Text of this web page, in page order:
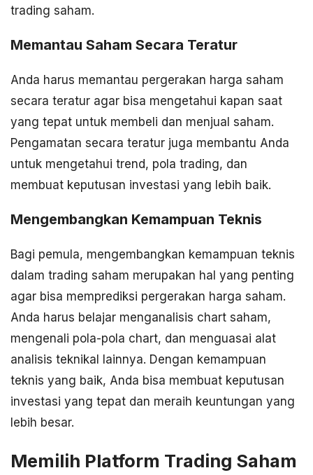
trading saham.
Memantau Saham Secara Teratur
Anda harus memantau pergerakan harga saham
secara teratur agar bisa mengetahui kapan saat
yang tepat untuk membeli dan menjual saham.
Pengamatan secara teratur juga membantu Anda
untuk mengetahui trend, pola trading, dan
membuat keputusan investasi yang lebih baik.
Mengembangkan Kemampuan Teknis
Bagi pemula, mengembangkan kemampuan teknis
dalam trading saham merupakan hal yang penting
agar bisa memprediksi pergerakan harga saham.
Anda harus belajar menganalisis chart saham,
mengenali pola-pola chart, dan menguasai alat
analisis teknikal lainnya. Dengan kemampuan
teknis yang baik, Anda bisa membuat keputusan
investasi yang tepat dan meraih keuntungan yang
lebih besar.
Memilih Platform Trading Saham